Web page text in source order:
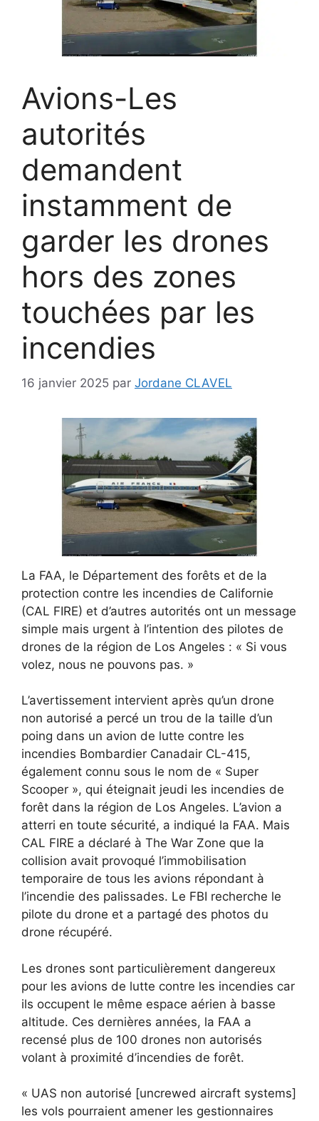
Avions-Les
autorités
demandent
instamment de
garder les drones
hors des zones
touchées par les
incendies
16 janvier 2025 par Jordane CLAVEL
La FAA, le Département des forêts et de la
protection contre les incendies de Californie
(CAL FIRE) et d’autres autorités ont un message
simple mais urgent à l’intention des pilotes de
drones de la région de Los Angeles : « Si vous
volez, nous ne pouvons pas. »
L’avertissement intervient après qu’un drone
non autorisé a percé un trou de la taille d’un
poing dans un avion de lutte contre les
incendies Bombardier Canadair CL-415,
également connu sous le nom de « Super
Scooper », qui éteignait jeudi les incendies de
forêt dans la région de Los Angeles. L’avion a
atterri en toute sécurité, a indiqué la FAA. Mais
CAL FIRE a déclaré à The War Zone que la
collision avait provoqué l’immobilisation
temporaire de tous les avions répondant à
l’incendie des palissades. Le FBI recherche le
pilote du drone et a partagé des photos du
drone récupéré.
Les drones sont particulièrement dangereux
pour les avions de lutte contre les incendies car
ils occupent le même espace aérien à basse
altitude. Ces dernières années, la FAA a
recensé plus de 100 drones non autorisés
volant à proximité d’incendies de forêt.
« UAS non autorisé [uncrewed aircraft systems]
les vols pourraient amener les gestionnaires